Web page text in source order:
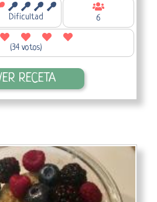
Dificultad 6
(34 votos)
RECETA